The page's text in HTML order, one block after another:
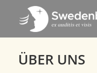
ÜBER UNS